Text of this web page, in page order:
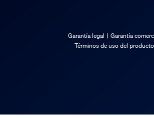
Garantía legal Garantía
Términos de uso del producto